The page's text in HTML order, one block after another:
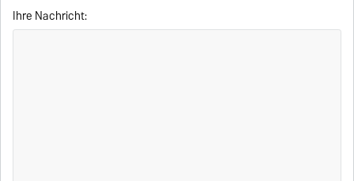
Ihre Nachricht: